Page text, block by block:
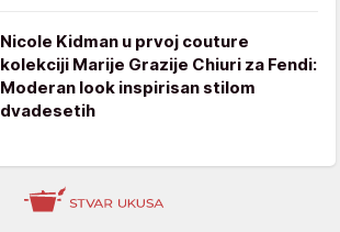
Nicole Kidman u prvoj couture
kolekciji Marije Grazije Chiuri za Fendi:
Moderan look inspirisan stilom
dvadesetih